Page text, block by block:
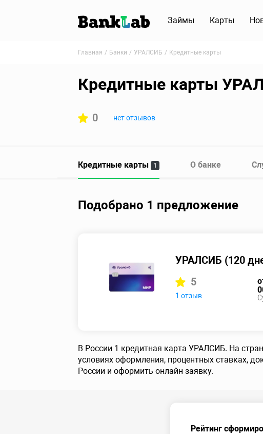
Займы Карты
Главная Банки УРАЛСИБ Кредитные карты
Кредитные карты
0 нет отзывов
Кредитные карты 1 О банке
Подобрано 1 предложение
УРАЛСИБ (120
5
1 отзыв
В России 1 кредитная карта УРАЛСИБ. На
условиях оформления, процентных ставках,
России и оформить онлайн заявку.
Рейтинг